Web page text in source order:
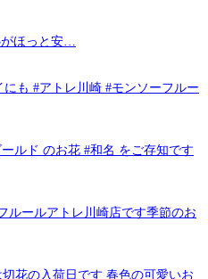
がほっと安…
も #アトレ川崎 #モンソーフルー
ルド のお花 #和名 をご存知です
ルールアトレ川崎店です季節のお
花の入荷日です 春色の可愛いお